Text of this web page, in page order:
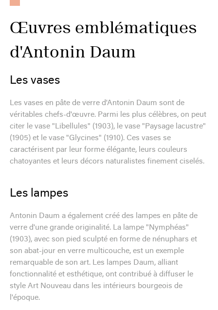
Œuvres emblématiques
d'Antonin Daum
Les vases
Les vases en pâte de verre d'Antonin Daum sont de
véritables chefs-d'œuvre. Parmi les plus célèbres, on peut
citer le vase "Libellules" (1903), le vase "Paysage lacustre"
(1905) et le vase "Glycines" (1910). Ces vases se
caractérisent par leur forme élégante, leurs couleurs
chatoyantes et leurs décors naturalistes finement ciselés.
Les lampes
Antonin Daum a également créé des lampes en pâte de
verre d'une grande originalité. La lampe "Nymphéas"
(1903), avec son pied sculpté en forme de nénuphars et
son abat-jour en verre multicouche, est un exemple
remarquable de son art. Les lampes Daum, alliant
fonctionnalité et esthétique, ont contribué à diffuser le
style Art Nouveau dans les intérieurs bourgeois de
l'époque.